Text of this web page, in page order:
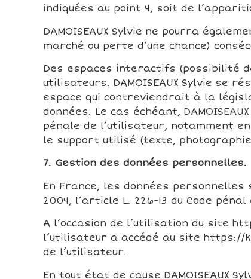
indiquées au point 4, soit de
DAMOISEAUX Sylvie ne pourra
marché ou perte d’une chance)
Des espaces interactifs (possibilité
utilisateurs. DAMOISEAUX Sylvie se
espace qui contreviendrait à la
données. Le cas échéant,
pénale de l’utilisateur, notamment
le support utilisé (texte,
7. Gestion des données personnelles.
En France, les données personnelles
2004, l’article L. 226-13 du Code
A l’occasion de l’utilisation du site
l’utilisateur a accédé au site https://
de l’utilisateur.
En tout état de cause DAMOISEAUX